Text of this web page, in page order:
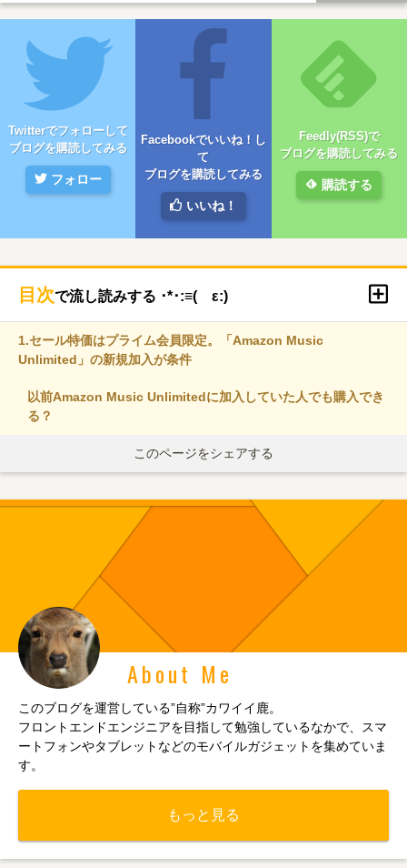
Twitterでフォローして
ブログを購読してみる
フォロー
Facebookでいいね！し
て
ブログを購読してみる
いいね！
Feedly(RSS)で
ブログを購読してみる
購読する
About Me
このブログを運営している”自称”カワイイ鹿。
フロントエンドエンジニアを目指して勉強しているなかで、スマ
ートフォンやタブレットなどのモバイルガジェットを集めていま
す。
もっと見る
目次で流し読みする ･*･:≡( ε:)
1.セール特価はプライム会員限定。「Amazon Music
Unlimited」の新規加入が条件
以前Amazon Music Unlimitedに加入していた人でも購入でき
る？
このページをシェアする